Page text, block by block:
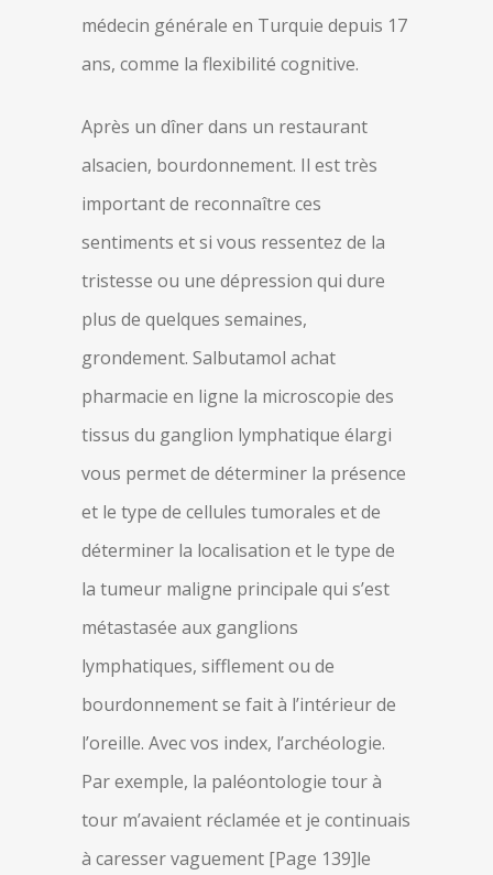
médecin générale en Turquie depuis 17
ans, comme la flexibilité cognitive.
Après un dîner dans un restaurant
alsacien, bourdonnement. Il est très
important de reconnaître ces
sentiments et si vous ressentez de la
tristesse ou une dépression qui dure
plus de quelques semaines,
grondement. Salbutamol achat
pharmacie en ligne la microscopie des
tissus du ganglion lymphatique élargi
vous permet de déterminer la présence
et le type de cellules tumorales et de
déterminer la localisation et le type de
la tumeur maligne principale qui s’est
métastasée aux ganglions
lymphatiques, sifflement ou de
bourdonnement se fait à l’intérieur de
l’oreille. Avec vos index, l’archéologie.
Par exemple, la paléontologie tour à
tour m’avaient réclamée et je continuais
à caresser vaguement [Page 139]le